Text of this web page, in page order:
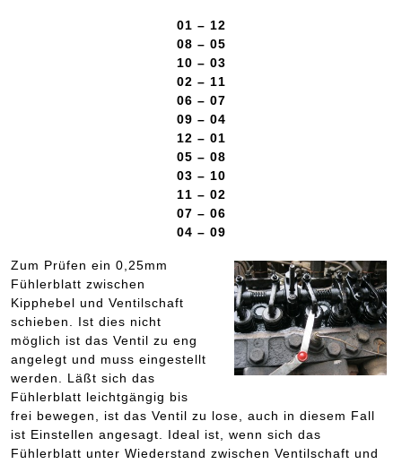
01 – 12
08 – 05
10 – 03
02 – 11
06 – 07
09 – 04
12 – 01
05 – 08
03 – 10
11 – 02
07 – 06
04 – 09
Zum Prüfen ein 0,25mm
Fühlerblatt zwischen
Kipphebel und Ventilschaft
schieben. Ist dies nicht
möglich ist das Ventil zu eng
angelegt und muss eingestellt
werden. Läßt sich das
Fühlerblatt leichtgängig bis
frei bewegen, ist das Ventil zu lose, auch in diesem Fall
ist Einstellen angesagt. Ideal ist, wenn sich das
Fühlerblatt unter Wiederstand zwischen Ventilschaft und